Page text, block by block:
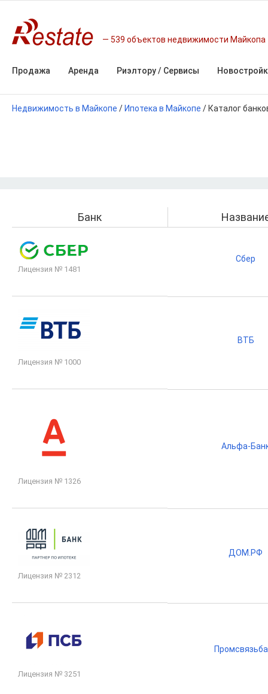
539 объектов недвижимости Майкопа
Продажа Аренда Риэлтору / Сервисы
Недвижимость в Майкопе / Ипотека в Майкопе / Каталог
Банк
Лицензия № 1481
Сбер
Лицензия № 1000
ВТБ
Лицензия № 1326
Альфа-
Лицензия № 2312
ДОМ.РФ
Лицензия № 3251